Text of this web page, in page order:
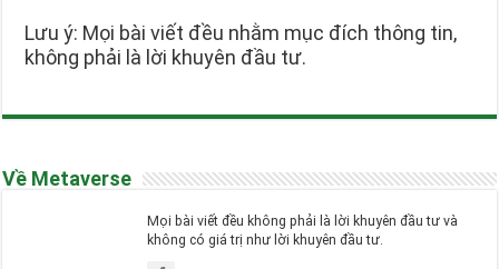
Lưu ý: Mọi bài viết đều nhằm mục đích thông tin,
không phải là lời khuyên đầu tư.
Về Metaverse
Mọi bài viết đều không phải là lời khuyên đầu tư và
không có giá trị như lời khuyên đầu tư.